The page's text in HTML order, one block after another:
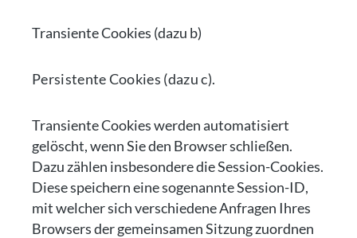
Transiente Cookies (dazu b)
Persistente Cookies (dazu c).
Transiente Cookies werden automatisiert
gelöscht, wenn Sie den Browser schließen.
Dazu zählen insbesondere die Session-Cookies.
Diese speichern eine sogenannte Session-ID,
mit welcher sich verschiedene Anfragen Ihres
Browsers der gemeinsamen Sitzung zuordnen